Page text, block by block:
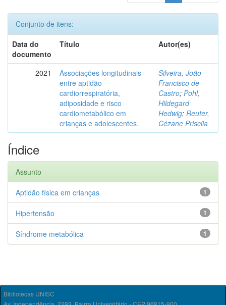
Conjunto de itens:
Data do
documento
Título Autor(es)
2021
Associações longitudinais
entre aptidão
cardiorrespiratória,
adiposidade e risco
cardiometabólico em
crianças e adolescentes.
Silveira, João
Francisco de
Castro; Pohl,
Hildegard
Hedwig; Reuter,
Cézane Priscila
Índice
Assunto
1
Aptidão física em crianças
1
Hipertensão
1
Síndrome metabólica
Bibliotecas UNISC